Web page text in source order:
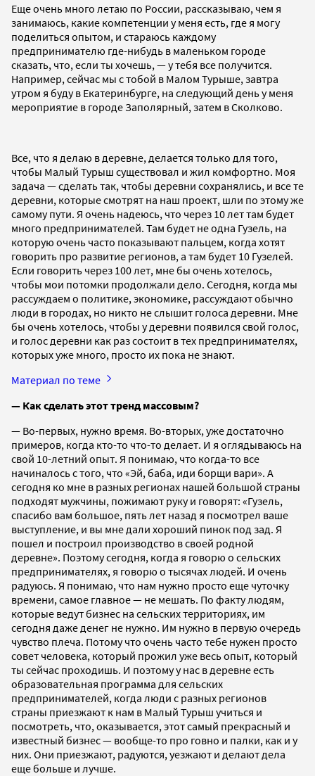
Еще очень много летаю по России, рассказываю, чем я
занимаюсь, какие компетенции у меня есть, где я могу
поделиться опытом, и стараюсь каждому
предпринимателю где-нибудь в маленьком городе
сказать, что, если ты хочешь, — у тебя все получится.
Например, сейчас мы с тобой в Малом Турыше, завтра
утром я буду в Екатеринбурге, на следующий день у меня
мероприятие в городе Заполярный, затем в Сколково.
Все, что я делаю в деревне, делается только для того,
чтобы Малый Турыш существовал и жил комфортно. Моя
задача — сделать так, чтобы деревни сохранялись, и все те
деревни, которые смотрят на наш проект, шли по этому же
самому пути. Я очень надеюсь, что через 10 лет там будет
много предпринимателей. Там будет не одна Гузель, на
которую очень часто показывают пальцем, когда хотят
говорить про развитие регионов, а там будет 10 Гузелей.
Если говорить через 100 лет, мне бы очень хотелось,
чтобы мои потомки продолжали дело. Сегодня, когда мы
рассуждаем о политике, экономике, рассуждают обычно
люди в городах, но никто не слышит голоса деревни. Мне
бы очень хотелось, чтобы у деревни появился свой голос,
и голос деревни как раз состоит в тех предпринимателях,
которых уже много, просто их пока не знают.
Материал по теме
— Как сделать этот тренд массовым?
— Во-первых, нужно время. Во-вторых, уже достаточно
примеров, когда кто-то что-то делает. И я оглядываюсь на
свой 10-летний опыт. Я понимаю, что когда-то все
начиналось с того, что «Эй, баба, иди борщи вари». А
сегодня ко мне в разных регионах нашей большой страны
подходят мужчины, пожимают руку и говорят: «Гузель,
спасибо вам большое, пять лет назад я посмотрел ваше
выступление, и вы мне дали хороший пинок под зад. Я
пошел и построил производство в своей родной
деревне». Поэтому сегодня, когда я говорю о сельских
предпринимателях, я говорю о тысячах людей. И очень
радуюсь. Я понимаю, что нам нужно просто еще чуточку
времени, самое главное — не мешать. По факту людям,
которые ведут бизнес на сельских территориях, им
сегодня даже денег не нужно. Им нужно в первую очередь
чувство плеча. Потому что очень часто тебе нужен просто
совет человека, который прожил уже весь опыт, который
ты сейчас проходишь. И поэтому у нас в деревне есть
образовательная программа для сельских
предпринимателей, когда люди с разных регионов
страны приезжают к нам в Малый Турыш учиться и
посмотреть, что, оказывается, этот самый прекрасный и
известный бизнес — вообще-то про говно и палки, как и у
них. Они приезжают, радуются, уезжают и делают дела
еще больше и лучше.